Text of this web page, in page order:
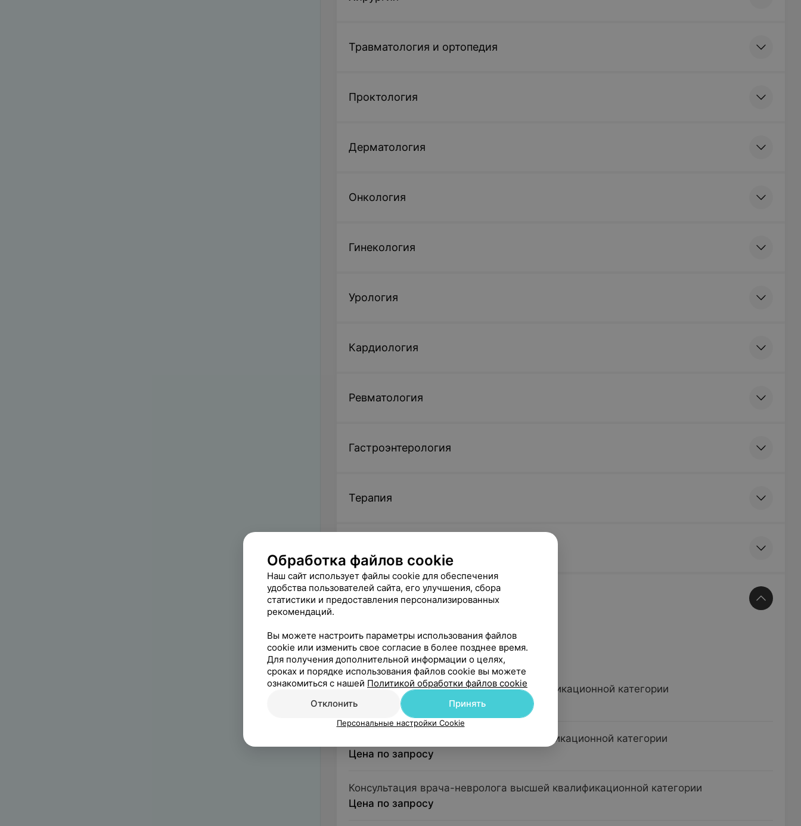
Травматология и ортопедия
Проктология
Дерматология
Онкология
Гинекология
Урология
Кардиология
Ревматология
Гастроэнтерология
Терапия
Неврология
Консультации
Консультация врача-невролога 2 квалификационной категории
Цена по запросу
Консультация врача-невролога 1 квалификационной категории
Цена по запросу
Консультация врача-невролога высшей квалификационной категории
Цена по запросу
Обработка файлов cookie
Наш сайт использует файлы cookie для обеспечения
удобства пользователей сайта, его улучшения, сбора
статистики и предоставления персонализированных
рекомендаций.
Вы можете настроить параметры использования файлов
cookie или изменить свое согласие в более позднее время.
Для получения дополнительной информации о целях,
сроках и порядке использования файлов cookie вы можете
ознакомиться с нашей Политикой обработки файлов cookie
Отклонить
Принять
Персональные настройки Cookie